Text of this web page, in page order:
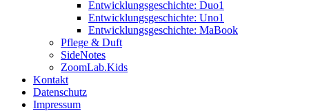
Entwicklungsgeschichte: Duo1
Entwicklungsgeschichte: Uno1
Entwicklungsgeschichte: MaBook
Pflege & Duft
SideNotes
ZoomLab.Kids
Kontakt
Datenschutz
Impressum